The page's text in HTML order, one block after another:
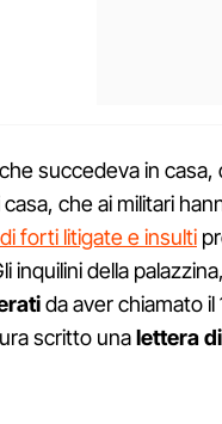
succedeva in
casa, che ai militari
forti litigate e insulti
inquilini della
da aver chiamato il
scritto unalettera